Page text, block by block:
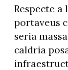
Respecte a
portaveus
seria
caldria